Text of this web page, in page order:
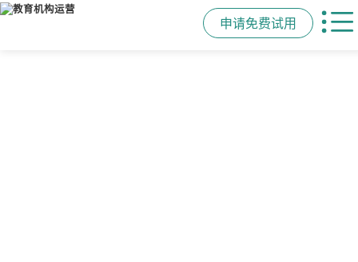
申请免费试用